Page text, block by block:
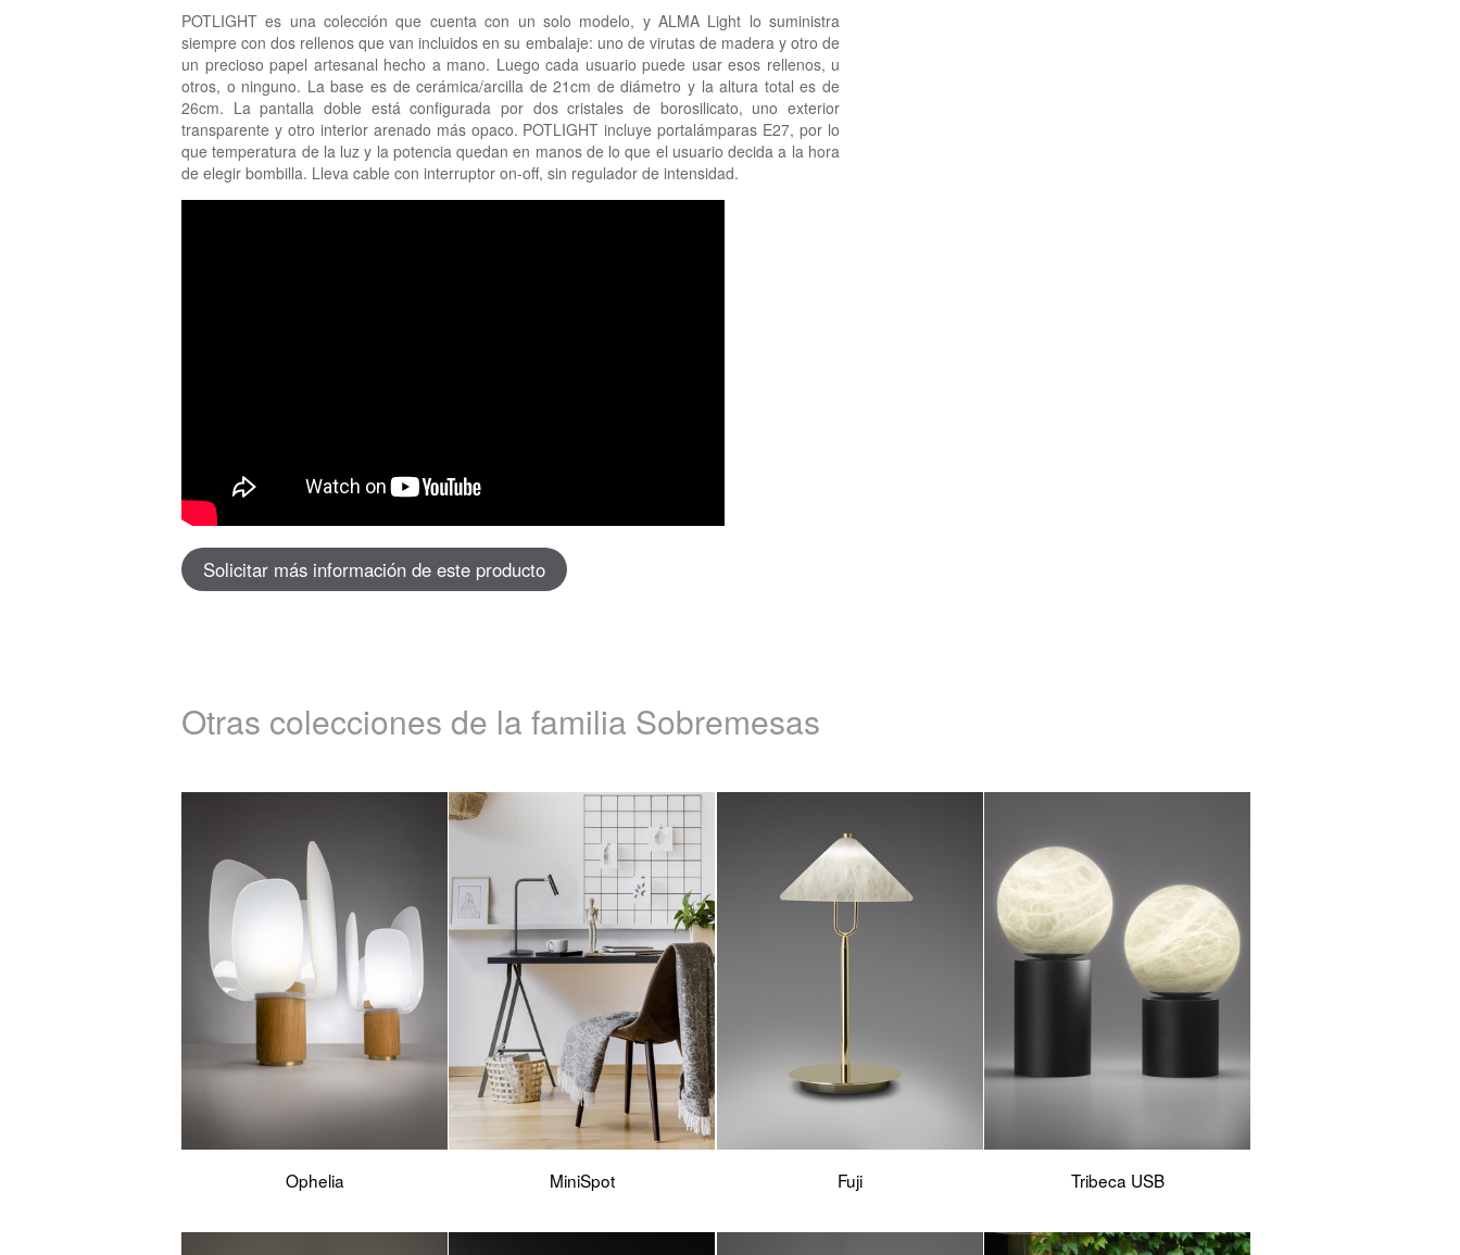
POTLIGHT es una colección que cuenta con un solo modelo, y ALMA Light lo suministra
siempre con dos rellenos que van incluidos en su embalaje: uno de virutas de madera y otro de
un precioso papel artesanal hecho a mano. Luego cada usuario puede usar esos rellenos, u
otros, o ninguno. La base es de cerámica/arcilla de 21cm de diámetro y la altura total es de
26cm. La pantalla doble está configurada por dos cristales de borosilicato, uno exterior
transparente y otro interior arenado más opaco. POTLIGHT incluye portalámparas E27, por lo
que temperatura de la luz y la potencia quedan en manos de lo que el usuario decida a la hora
de elegir bombilla. Lleva cable con interruptor on-off, sin regulador de intensidad.
Solicitar más información de este producto
Otras colecciones de la familia Sobremesas
Ophelia MiniSpot Fuji Tribeca USB